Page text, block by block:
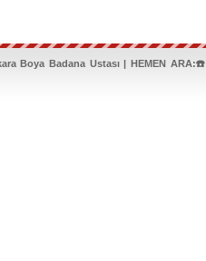
Boya Badana Ustası | HEMEN